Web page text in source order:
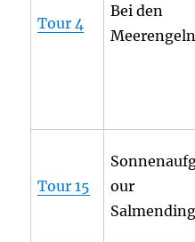
Tour 4
Bei den
Meerengeln
Tour 15
our